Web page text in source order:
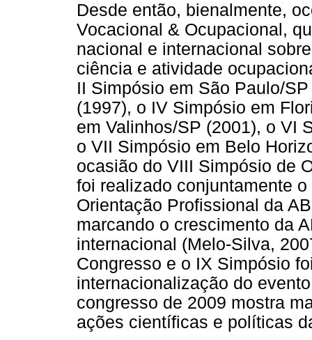
Desde então, bienalmente,
Vocacional & Ocupacional,
nacional e internacional
ciência e atividade
II Simpósio em São Paulo/
(1997), o IV Simpósio em
em Valinhos/SP (2001), o VI
o VII Simpósio em Belo
ocasião do VIII Simpósio de
foi realizado conjuntamente
Orientação Profissional da
marcando o crescimento da
internacional (Melo-Silva,
Congresso e o IX Simpósio
internacionalização do
congresso de 2009 mostra
ações científicas e políticas